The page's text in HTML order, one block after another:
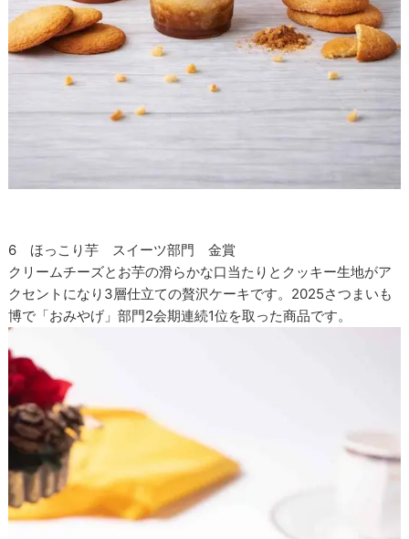
6 ほっこり芋 スイーツ部門 金賞
クリームチーズとお芋の滑らかな口当たりとクッキー生地がア
クセントになり3層仕立ての贅沢ケーキです。2025さつまいも
博で「おみやげ」部門2会期連続1位を取った商品です。